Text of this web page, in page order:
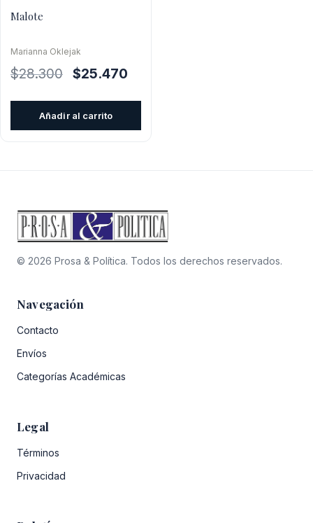
Malote
Marianna Oklejak
$28.300
El
$25.470
Añadir al carrito
© 2026 Prosa & Política. Todos los derechos reservados.
Navegación
Contacto
Envíos
Categorías Académicas
Legal
Términos
Privacidad